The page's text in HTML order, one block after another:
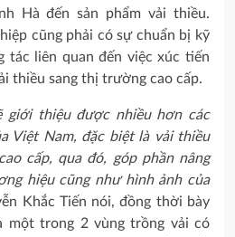
Hà đến sản phẩm vải thiều.
cũng phải có sự chuẩn bị kỹ
tác liên quan đến việc xúc tiến
thiều sang thị trường cao cấp.
giới thiệu được nhiều hơn các
Việt Nam, đặc biệt là vải thiều
cấp, qua đó, góp phần nâng
hiệu cũng như hình ảnh của
Khắc Tiến nói, đồng thời bày
một trong 2 vùng trồng vải có